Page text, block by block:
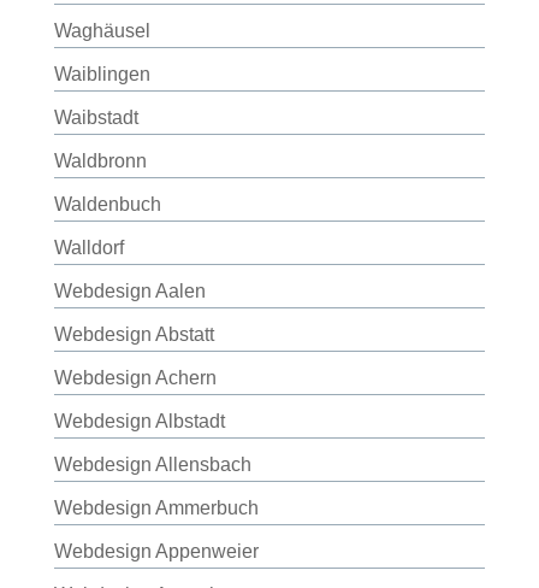
Waghäusel
Waiblingen
Waibstadt
Waldbronn
Waldenbuch
Walldorf
Webdesign Aalen
Webdesign Abstatt
Webdesign Achern
Webdesign Albstadt
Webdesign Allensbach
Webdesign Ammerbuch
Webdesign Appenweier